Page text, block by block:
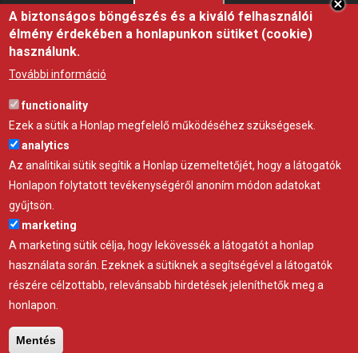
Miért fontos a fóliasátor árnyékolása nyáron?
alapfeltétele, professzionális árnyékoló háló a
Gravettitől
Startrac kistraktor – a telepi munka új alapgépe
Adatvédelem
A biztonságos böngészés és a kiváló felhasználói
élmény érdekében a honlapunkon sütiket (cookie)
használunk.
További információ
functionality
Ezek a sütik a Honlap megfelelő működéséhez szükségesek.
analytics
Az analitikai sütik segítik a Honlap üzemeltetőjét, hogy a látogatók
Honlapon folytatott tevékenységéről anoním módon adatokat
gyűjtsön.
marketing
A marketing sütik célja, hogy lekövessék a látogatót a honlap
használata során. Ezeknek a sütiknek a segítségével a látogatók
részére célzottabb, relevánsabb hirdetések jeleníthetők meg a
honlapon.
Mentés